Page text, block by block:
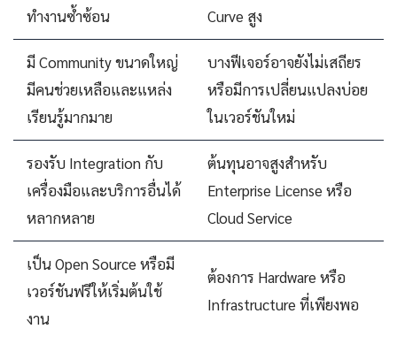
ทำงานซ้ำซ้อน
Curve สูง
มี Community ขนาดใหญ่
มีคนช่วยเหลือและแหล่ง
เรียนรู้มากมาย
บางฟีเจอร์อาจยังไม่เสถียร
หรือมีการเปลี่ยนแปลงบ่อย
ในเวอร์ชันใหม่
รองรับ Integration กับ
เครื่องมือและบริการอื่นได้
หลากหลาย
ต้นทุนอาจสูงสำหรับ
Enterprise License หรือ
Cloud Service
เป็น Open Source หรือมี
เวอร์ชันฟรีให้เริ่มต้นใช้
งาน
ต้องการ Hardware หรือ
Infrastructure ที่เพียงพอ